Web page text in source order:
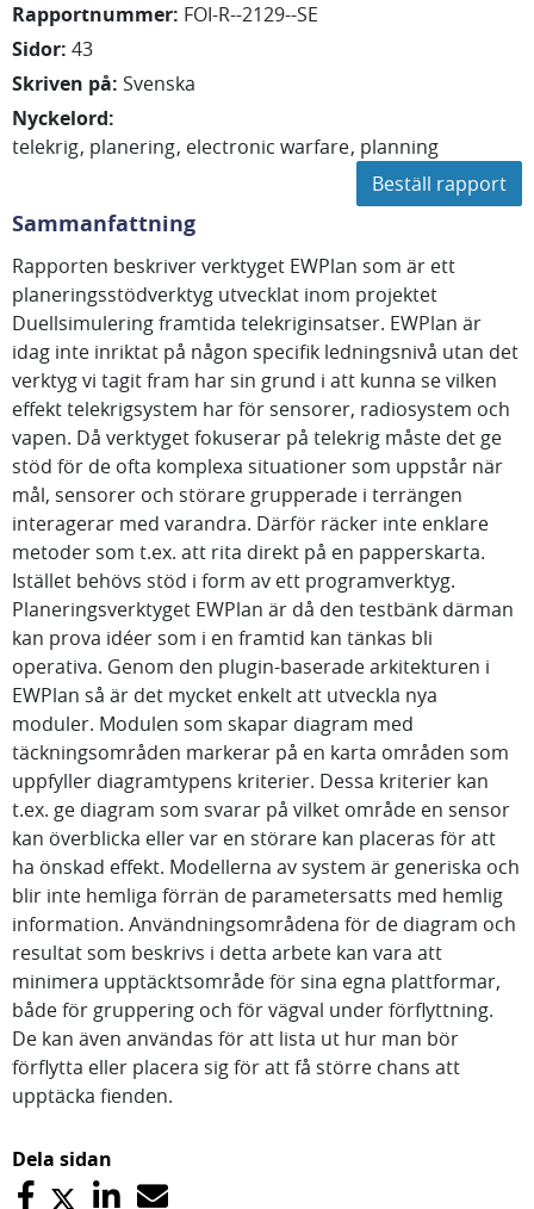
Rapportnummer: FOI-R--2129--SE
Sidor: 43
Skriven på: Svenska
Nyckelord:
telekrig planering electronic warfare planning
Beställ rapport
Sammanfattning
Rapporten beskriver verktyget EWPlan som är ett
planeringsstödverktyg utvecklat inom projektet
Duellsimulering framtida telekriginsatser. EWPlan är
idag inte inriktat på någon specifik ledningsnivå utan det
verktyg vi tagit fram har sin grund i att kunna se vilken
effekt telekrigsystem har för sensorer, radiosystem och
vapen. Då verktyget fokuserar på telekrig måste det ge
stöd för de ofta komplexa situationer som uppstår när
mål, sensorer och störare grupperade i terrängen
interagerar med varandra. Därför räcker inte enklare
metoder som t.ex. att rita direkt på en papperskarta.
Istället behövs stöd i form av ett programverktyg.
Planeringsverktyget EWPlan är då den testbänk därman
kan prova idéer som i en framtid kan tänkas bli
operativa. Genom den plugin-baserade arkitekturen i
EWPlan så är det mycket enkelt att utveckla nya
moduler. Modulen som skapar diagram med
täckningsområden markerar på en karta områden som
uppfyller diagramtypens kriterier. Dessa kriterier kan
t.ex. ge diagram som svarar på vilket område en sensor
kan överblicka eller var en störare kan placeras för att
ha önskad effekt. Modellerna av system är generiska och
blir inte hemliga förrän de parametersatts med hemlig
information. Användningsområdena för de diagram och
resultat som beskrivs i detta arbete kan vara att
minimera upptäcktsområde för sina egna plattformar,
både för gruppering och för vägval under förflyttning.
De kan även användas för att lista ut hur man bör
förflytta eller placera sig för att få större chans att
upptäcka fienden.
Dela sidan